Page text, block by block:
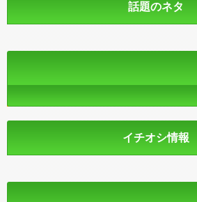
話題のネタ
イチオシ情報